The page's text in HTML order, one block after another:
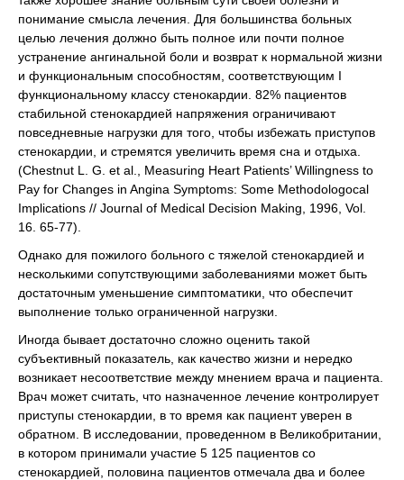
понимание смысла лечения. Для большинства больных
целью лечения должно быть полное или почти полное
устранение ангинальной боли и возврат к нормальной жизни
и функциональным способностям, соответствующим I
функциональному классу стенокардии. 82% пациентов
стабильной стенокардией напряжения ограничивают
повседневные нагрузки для того, чтобы избежать приступов
стенокардии, и стремятся увеличить время сна и отдыха.
(Chestnut L. G. et al., Measuring Heart Patients’ Willingness to
Pay for Changes in Angina Symptoms: Some Methodologocal
Implications // Journal of Medical Decision Making, 1996, Vol.
16. 65-77).
Однако для пожилого больного с тяжелой стенокардией и
несколькими сопутствующими заболеваниями может быть
достаточным уменьшение симптоматики, что обеспечит
выполнение только ограниченной нагрузки.
Иногда бывает достаточно сложно оценить такой
субъективный показатель, как качество жизни и нередко
возникает несоответствие между мнением врача и пациента.
Врач может считать, что назначенное лечение контролирует
приступы стенокардии, в то время как пациент уверен в
обратном. В исследовании, проведенном в Великобритании,
в котором принимали участие 5 125 пациентов со
стенокардией, половина пациентов отмечала два и более